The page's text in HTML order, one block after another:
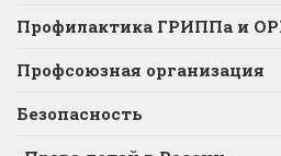
Профилактика ГРИППа и
Профсоюзная организация
Безопасность